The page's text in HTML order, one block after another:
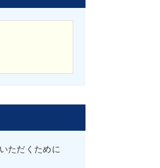
ただくために